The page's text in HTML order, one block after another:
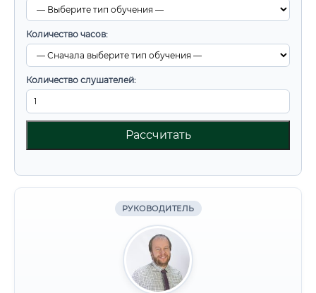
Количество часов:
Количество слушателей:
Рассчитать
РУКОВОДИТЕЛЬ